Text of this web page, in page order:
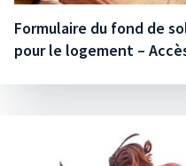
Formulaire du fond de
pour le logement –